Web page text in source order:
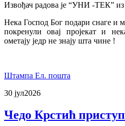
Извођач радова је “УНИ -ТЕК” из
Нека Господ Бог подари снаге и
покренули овај пројекат и
ометају једр не знају шта чине !
Штампа Ел. пошта
30 јул2026
Чедо Крстић